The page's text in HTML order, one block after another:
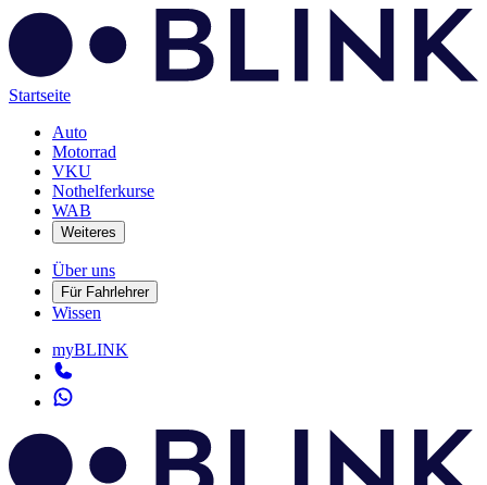
Startseite
Auto
Motorrad
VKU
Nothelferkurse
WAB
Weiteres
Über uns
Für Fahrlehrer
Wissen
myBLINK